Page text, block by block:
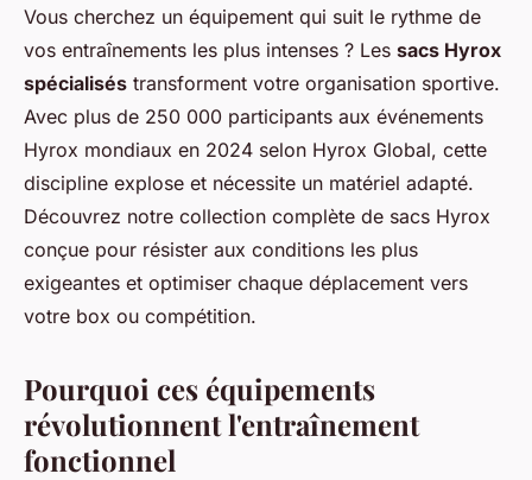
Vous cherchez un équipement qui suit le rythme de
vos entraînements les plus intenses ? Les sacs Hyrox
spécialisés transforment votre organisation sportive.
Avec plus de 250 000 participants aux événements
Hyrox mondiaux en 2024 selon Hyrox Global, cette
discipline explose et nécessite un matériel adapté.
Découvrez notre collection complète de sacs Hyrox
conçue pour résister aux conditions les plus
exigeantes et optimiser chaque déplacement vers
votre box ou compétition.
Pourquoi ces équipements
révolutionnent l'entraînement
fonctionnel